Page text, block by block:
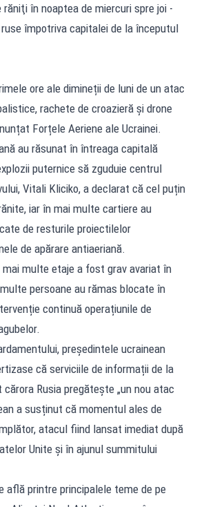
răniţi în noaptea de miercuri spre joi -
împotriva capitalei de la începutul
ore ale dimineții de luni de un atac
rachete de croazieră și drone
Forțele Aeriene ale Ucrainei.
au răsunat în întreaga capitală
puternice să zguduie centrul
Vitali Kliciko, a declarat că cel puțin
iar în mai multe cartiere au
de resturile proiectilelor
de apărare antiaeriană.
multe etaje a fost grav avariat în
persoane au rămas blocate în
continuă operațiunile de
președintele ucrainean
că serviciile de informații de la
Rusia pregătește „un nou atac
a susținut că momentul ales de
atacul fiind lansat imediat după
Unite și în ajunul summitului
află printre principalele teme de pe